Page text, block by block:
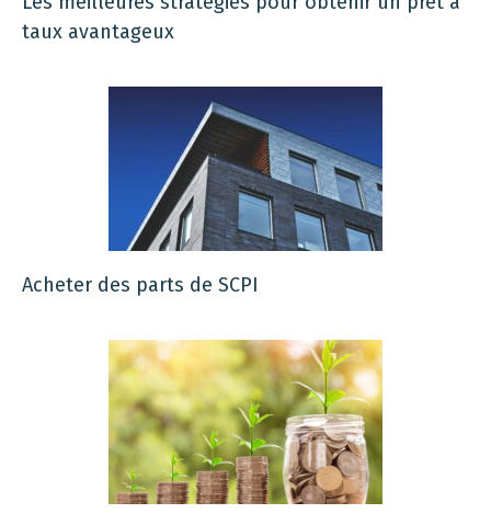
taux avantageux
Acheter des parts de SCPI